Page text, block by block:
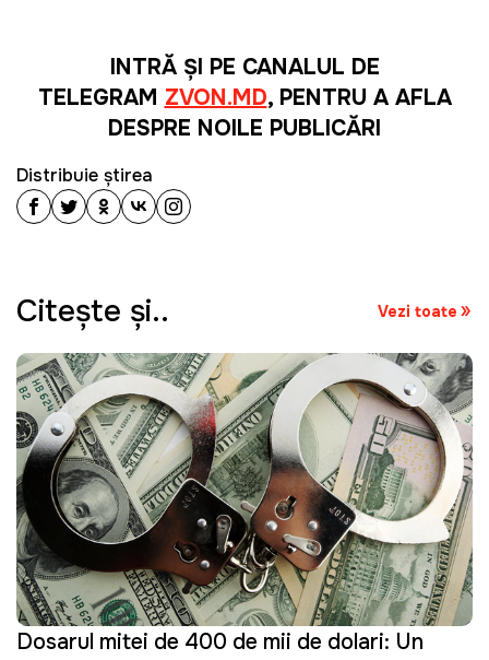
INTRĂ ȘI PE CANALUL DE
TELEGRAM ZVON.MD, PENTRU A AFLA
DESPRE NOILE PUBLICĂRI
Distribuie știrea
Citeşte şi.. Vezi toate
Dosarul mitei de 400 de mii de dolari: Un